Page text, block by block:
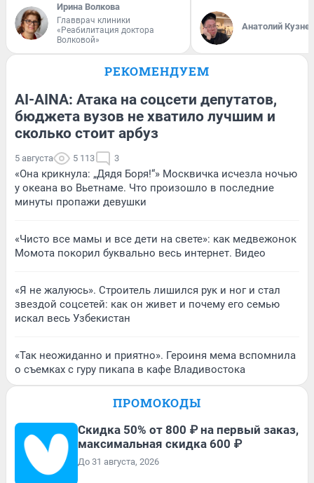
Ирина Волкова
Главврач клиники
«Реабилитация доктора
Волковой»
Анатолий
РЕКОМЕНДУЕМ
AI-AINA: Атака на соцсети депутатов,
бюджета вузов не хватило лучшим и
сколько стоит арбуз
5 августа 5 113 3
«Она крикнула: „Дядя Боря!“» Москвичка исчезла ночью
у океана во Вьетнаме. Что произошло в последние
минуты пропажи девушки
«Чисто все мамы и все дети на свете»: как медвежонок
Момота покорил буквально весь интернет. Видео
«Я не жалуюсь». Строитель лишился рук и ног и стал
звездой соцсетей: как он живет и почему его семью
искал весь Узбекистан
«Так неожиданно и приятно». Героиня мема вспомнила
о съемках с гуру пикапа в кафе Владивостока
ПРОМОКОДЫ
Скидка 50% от 800 ₽ на первый заказ,
максимальная скидка 600 ₽
До 31 августа, 2026